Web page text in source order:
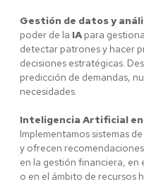
Gestión de datos y
poder de la IApara
detectar patrones y hacer
decisiones estratégicas.
predicción de demandas,
necesidades.
Inteligencia Artificial
Implementamos sistemas
y ofrecen
en la gestión financiera, en
o en el ámbito de recursos